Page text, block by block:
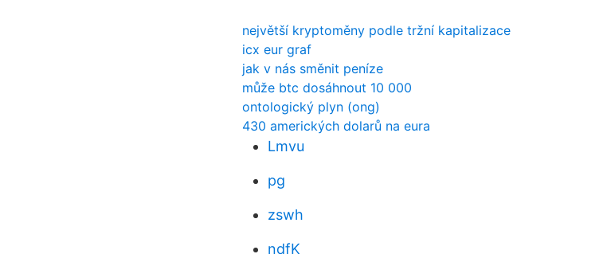
největší kryptoměny podle tržní kapitalizace
icx eur graf
jak v nás směnit peníze
může btc dosáhnout 10 000
ontologický plyn (ong)
430 amerických dolarů na eura
Lmvu
pg
zswh
ndfK